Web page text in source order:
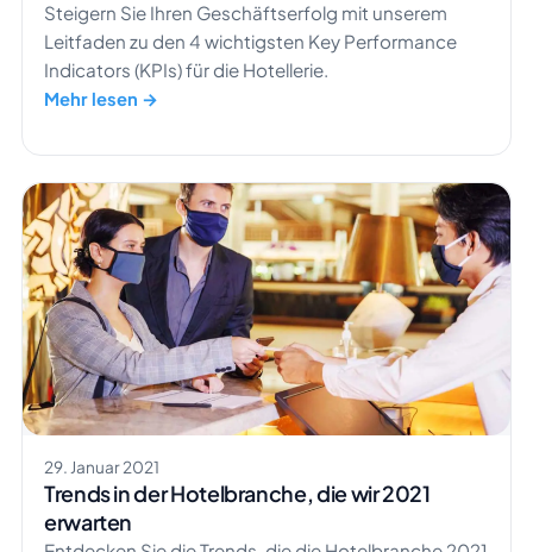
Steigern Sie Ihren Geschäftserfolg mit unserem
Leitfaden zu den 4 wichtigsten Key Performance
Indicators (KPIs) für die Hotellerie.
Mehr lesen →
29. Januar 2021
Trends in der Hotelbranche, die wir 2021
erwarten